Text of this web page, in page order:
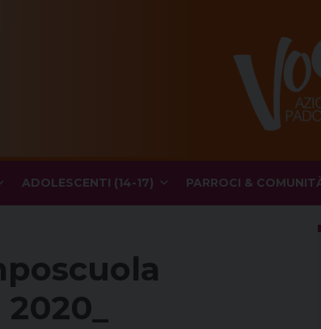
ADOLESCENTI (14-17) PARROCI &